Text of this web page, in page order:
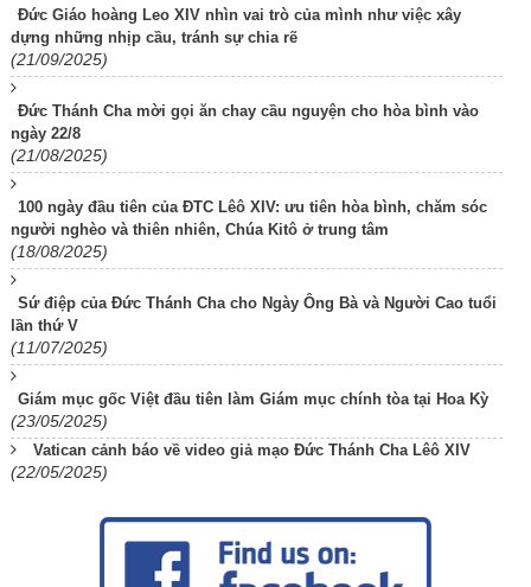
Đức Giáo hoàng Leo XIV nhìn vai trò của mình như việc xây
dựng những nhịp cầu, tránh sự chia rẽ
(21/09/2025)
Đức Thánh Cha mời gọi ăn chay cầu nguyện cho hòa bình vào
ngày 22/8
(21/08/2025)
100 ngày đầu tiên của ĐTC Lêô XIV: ưu tiên hòa bình, chăm sóc
người nghèo và thiên nhiên, Chúa Kitô ở trung tâm
(18/08/2025)
Sứ điệp của Đức Thánh Cha cho Ngày Ông Bà và Người Cao tuổi
lần thứ V
(11/07/2025)
Giám mục gốc Việt đầu tiên làm Giám mục chính tòa tại Hoa Kỳ
(23/05/2025)
Vatican cảnh báo về video giả mạo Đức Thánh Cha Lêô XIV
(22/05/2025)